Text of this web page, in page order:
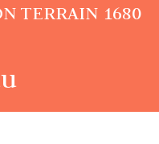
TERRAIN 1680